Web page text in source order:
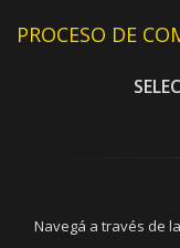
PROCESO DE
Navegá a través de